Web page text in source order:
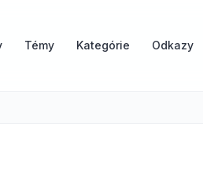
Témy Kategórie Odkazy